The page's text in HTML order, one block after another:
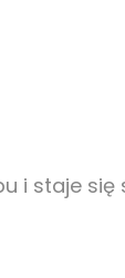
i staje